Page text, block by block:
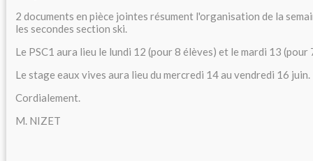
2 documents en pièce jointes résument l'organisation de la
les secondes section ski.
Le PSC1 aura lieu le lundi 12 (pour 8 élèves) et le mardi 13 (pour
Le stage eaux vives aura lieu du mercredi 14 au vendredi 16 juin.
Cordialement.
M. NIZET